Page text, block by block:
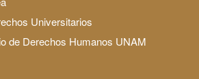
Universitarios
de Derechos Humanos UNAM